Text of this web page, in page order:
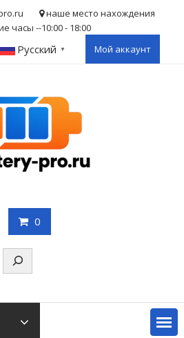
наше место нахождения
часы --10:00 - 18:00
Русский ▼ Мой аккаунт
0